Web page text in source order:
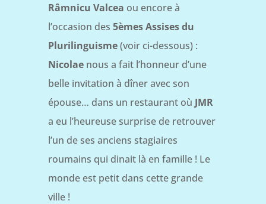
Râmnicu Valcea ou encore à
l’occasion des 5èmes Assises du
Plurilinguisme(voir ci-dessous) :
Nicolaenous a fait l’honneur d’une
belle invitation à dîner avec son
épouse… dans un restaurant où JMR
a eu l’heureuse surprise de retrouver
l’un de ses anciens stagiaires
roumains qui dinait là en famille ! Le
monde est petit dans cette grande
ville !